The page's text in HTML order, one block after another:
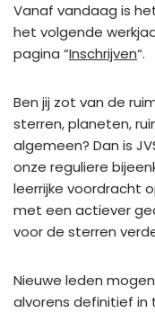
Vanaf vandaag is
het volgende
pagina “Inschrijven“.
Ben jij zot van de
sterren, planeten,
algemeen? Dan is
onze reguliere
leerrijke voordracht
met een actiever
voor de sterren
Nieuwe leden
alvorens definitief in